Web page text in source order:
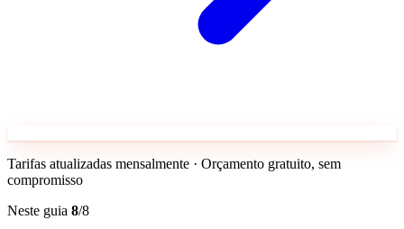
Tarifas atualizadas mensalmente · Orçamento gratuito, sem
compromisso
Neste guia 8/8